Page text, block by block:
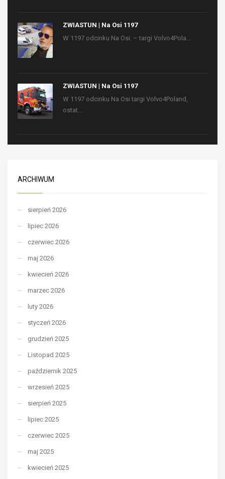
ZWIASTUN | Na Osi 1197
W 1197 odcinku Na Osi: – targi Volvo4Pola...
ZWIASTUN | Na Osi 1197
W 1197 odcinku Na Osi targi Volvo4Poland,
ostat...
ARCHIWUM
sierpień 2026
lipiec 2026
czerwiec 2026
maj 2026
kwiecień 2026
marzec 2026
luty 2026
styczeń 2026
grudzień 2025
Listopad 2025
październik 2025
wrzesień 2025
sierpień 2025
lipiec 2025
czerwiec 2025
maj 2025
kwiecień 2025